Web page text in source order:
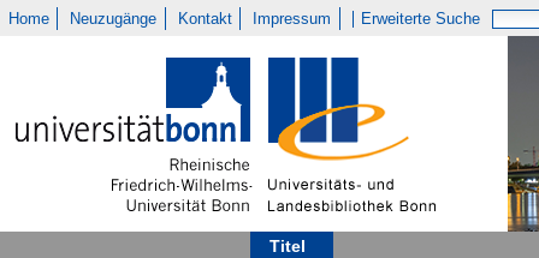
Home Neuzugänge Kontakt Impressum Erweiterte Suche
Titel